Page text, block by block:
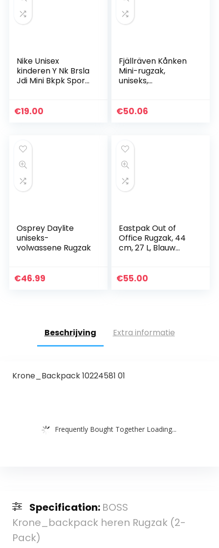
Nike Unisex
kinderen Y Nk Brsla
Jdi Mini Bkpk Sports
€19.00
Fjällräven Kånken
Mini-rugzak,
uniseks,
€50.06
Osprey Daylite
uniseks-
volwassene Rugzak
€46.99
Eastpak Out of
Office Rugzak, 44
cm, 27 L, Blauw
€55.00
Beschrijving Extra informatie
Krone_Backpack 10224581 01
Frequently Bought Together Loading...
Specification: BOSS
Krone_backpack heren Rugzak (2-
Pack)